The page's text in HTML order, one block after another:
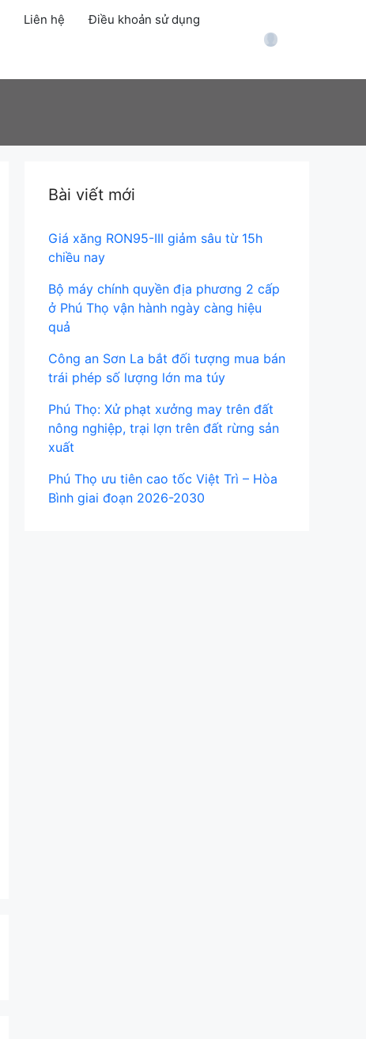
Liên hệ Điều khoản sử dụng
Account
Bài viết mới
Giá xăng RON95-III giảm sâu từ 15h
chiều nay
Bộ máy chính quyền địa phương 2 cấp
ở Phú Thọ vận hành ngày càng hiệu
quả
Công an Sơn La bắt đối tượng mua bán
trái phép số lượng lớn ma túy
Phú Thọ: Xử phạt xưởng may trên đất
nông nghiệp, trại lợn trên đất rừng sản
xuất
Phú Thọ ưu tiên cao tốc Việt Trì – Hòa
Bình giai đoạn 2026-2030